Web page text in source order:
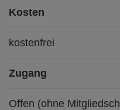
Kosten
kostenfrei
Zugang
Offen (ohne